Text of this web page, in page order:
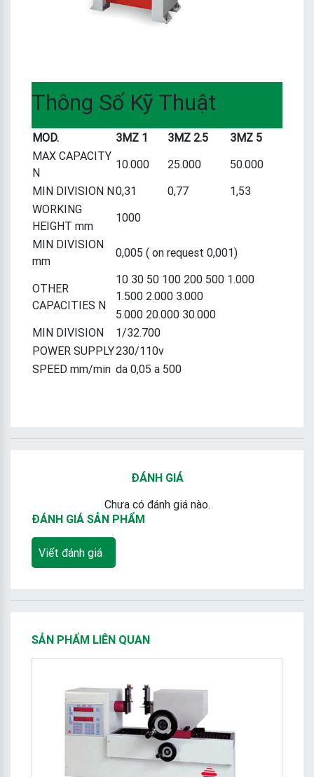
Thông Số Kỹ Thuật
MOD. 3MZ 1 3MZ 2.5
3MZ 5
MAX CAPACITY
N
10.000 25.000
50.000
MIN DIVISION N0,31 0,77
1,53
WORKING
HEIGHT mm
1000
MIN DIVISION
mm
0,005 ( on request 0,001)
OTHER
CAPACITIES N
10 30 50 100 200 500 1.000
1.500 2.000 3.000
5.000 20.000 30.000
MIN DIVISION
1/32.700
POWER SUPPLY230/110v
SPEED mm/min da 0,05 a 500
ĐÁNH GIÁ
Chưa có đánh giá nào.
ĐÁNH GIÁ SẢN PHẨM
Viết đánh giá
SẢN PHẨM LIÊN QUAN